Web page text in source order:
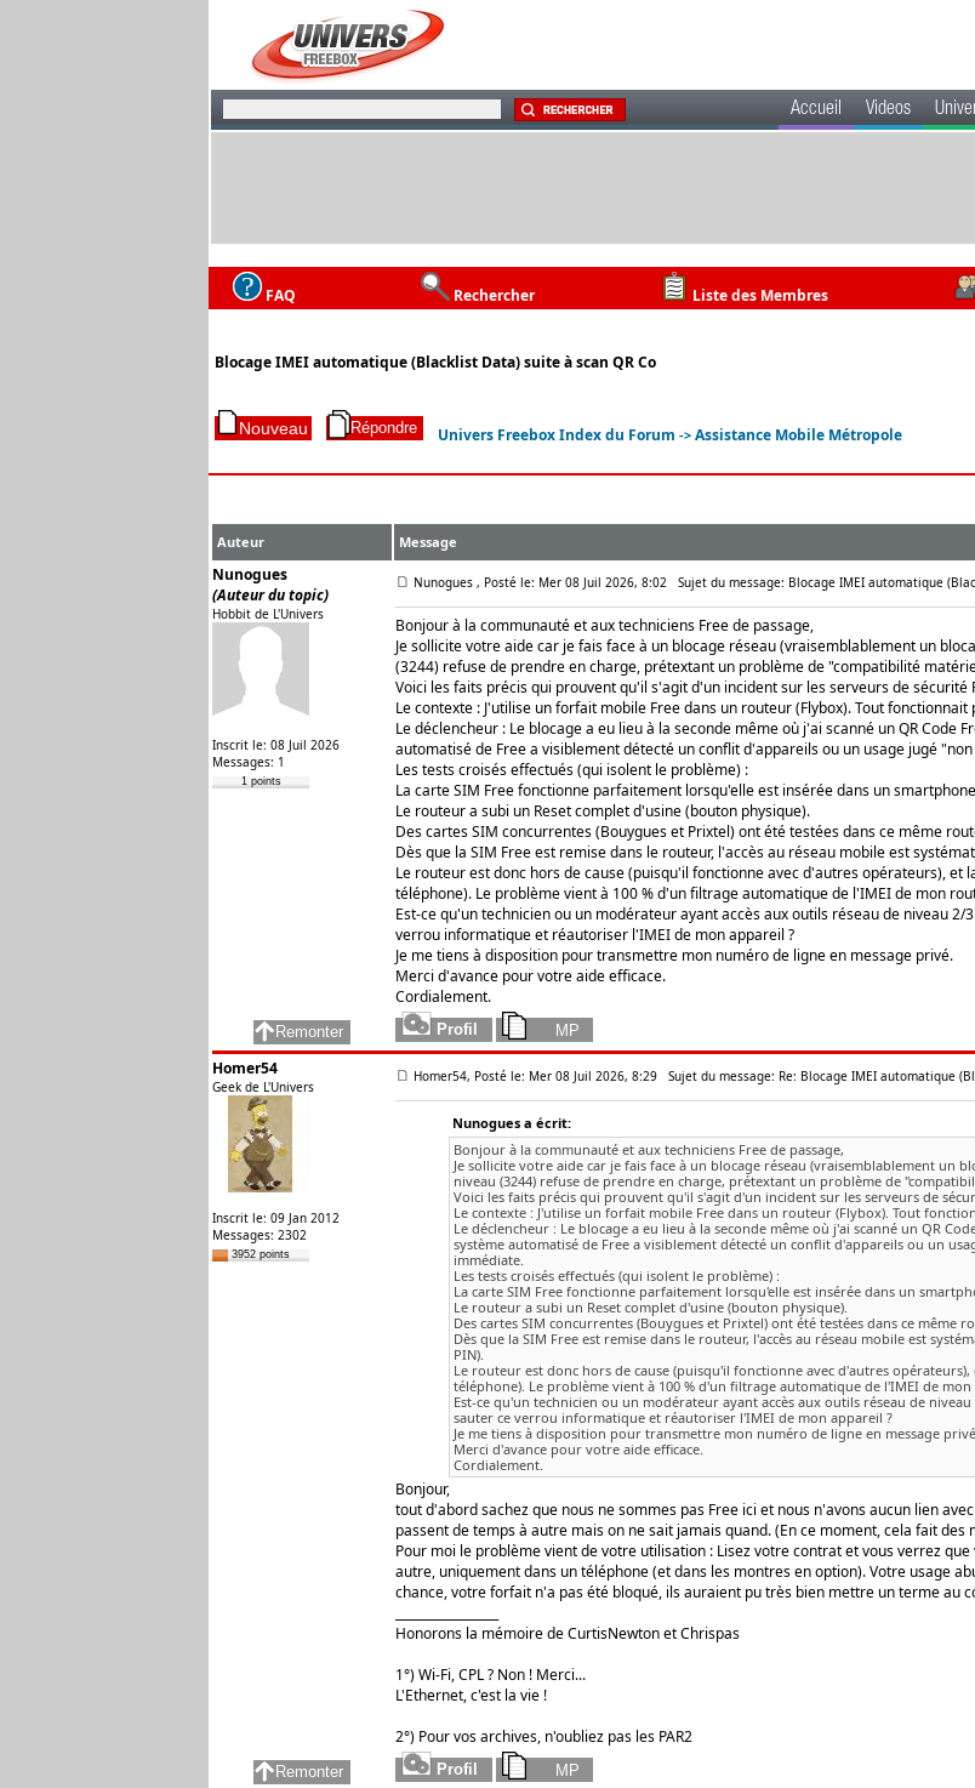
Accueil Videos
FAQ Rechercher Liste des Membres
Blocage IMEI automatique (Blacklist Data) suite à scan QR Co
Univers Freebox Index du Forum -> Assistance Mobile Métropole
Auteur Message
Nunogues
(Auteur du topic)
Hobbit de L'Univers
Inscrit le: 08 Juil 2026
Messages: 1
1 points
Nunogues , Posté le: Mer 08 Juil 2026, 8:02 Sujet du message: Blocage IMEI automatique
Bonjour à la communauté et aux techniciens Free de passage,
Je sollicite votre aide car je fais face à un blocage réseau (vraisemblablement un
(3244) refuse de prendre en charge, prétextant un problème de "compatibilité
Voici les faits précis qui prouvent qu'il s'agit d'un incident sur les serveurs de sécurité
Le contexte : J'utilise un forfait mobile Free dans un routeur (Flybox). Tout
Le déclencheur : Le blocage a eu lieu à la seconde même où j'ai scanné un QR
automatisé de Free a visiblement détecté un conflit d'appareils ou un usage jugé
Les tests croisés effectués (qui isolent le problème) :
La carte SIM Free fonctionne parfaitement lorsqu'elle est insérée dans un
Le routeur a subi un Reset complet d'usine (bouton physique).
Des cartes SIM concurrentes (Bouygues et Prixtel) ont été testées dans ce même
Dès que la SIM Free est remise dans le routeur, l'accès au réseau mobile est
Le routeur est donc hors de cause (puisqu'il fonctionne avec d'autres opérateurs), et
téléphone). Le problème vient à 100 % d'un filtrage automatique de l'IMEI de mon
Est-ce qu'un technicien ou un modérateur ayant accès aux outils réseau de niveau
verrou informatique et réautoriser l'IMEI de mon appareil ?
Je me tiens à disposition pour transmettre mon numéro de ligne en message privé.
Merci d'avance pour votre aide efficace.
Cordialement.
Homer54
Geek de L'Univers
Inscrit le: 09 Jan 2012
Messages: 2302
3952 points
Homer54, Posté le: Mer 08 Juil 2026, 8:29 Sujet du message: Re: Blocage IMEI automatique
Nunogues a écrit:
Bonjour à la communauté et aux techniciens Free de passage,
Je sollicite votre aide car je fais face à un blocage réseau (vraisemblablement un
niveau (3244) refuse de prendre en charge, prétextant un problème de
Voici les faits précis qui prouvent qu'il s'agit d'un incident sur les serveurs de
Le contexte : J'utilise un forfait mobile Free dans un routeur (Flybox). Tout
Le déclencheur : Le blocage a eu lieu à la seconde même où j'ai scanné un QR
système automatisé de Free a visiblement détecté un conflit d'appareils ou un
immédiate.
Les tests croisés effectués (qui isolent le problème) :
La carte SIM Free fonctionne parfaitement lorsqu'elle est insérée dans un
Le routeur a subi un Reset complet d'usine (bouton physique).
Des cartes SIM concurrentes (Bouygues et Prixtel) ont été testées dans ce
Dès que la SIM Free est remise dans le routeur, l'accès au réseau mobile est
PIN).
Le routeur est donc hors de cause (puisqu'il fonctionne avec d'autres
téléphone). Le problème vient à 100 % d'un filtrage automatique de l'IMEI de
Est-ce qu'un technicien ou un modérateur ayant accès aux outils réseau de
sauter ce verrou informatique et réautoriser l'IMEI de mon appareil ?
Je me tiens à disposition pour transmettre mon numéro de ligne en message
Merci d'avance pour votre aide efficace.
Cordialement.
Bonjour,
tout d'abord sachez que nous ne sommes pas Free ici et nous n'avons aucun lien
passent de temps à autre mais on ne sait jamais quand. (En ce moment, cela fait des
Pour moi le problème vient de votre utilisation : Lisez votre contrat et vous verrez
autre, uniquement dans un téléphone (et dans les montres en option). Votre usage
chance, votre forfait n'a pas été bloqué, ils auraient pu très bien mettre un terme au
Honorons la mémoire de CurtisNewton et Chrispas
1°) Wi-Fi, CPL ? Non ! Merci...
L'Ethernet, c'est la vie !
2°) Pour vos archives, n'oubliez pas les PAR2